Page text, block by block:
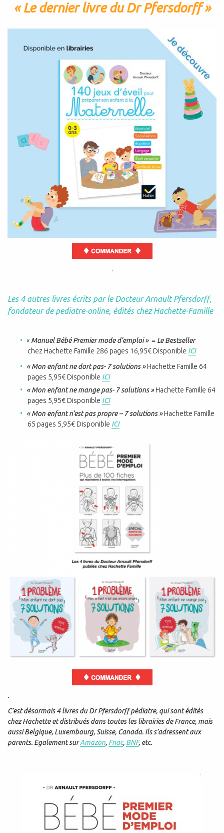
« Le dernier livre du Dr Pfersdorff »
.
Les 4 autres livres écrits par le Docteur Arnault Pfersdorff,
fondateur de pediatre-online, édités chez Hachette-Famille
« Manuel Bébé Premier mode d’emploi »= Le Bestseller
chez Hachette Famille 286 pages 16,95€ Disponible ICI
« Mon enfant ne dort pas- 7 solutions »Hachette Famille 64
pages 5,95€ Disponible ICI
« Mon enfant ne mange pas- 7 solutions »Hachette Famille 64
pages 5,95€ Disponible ICI
« Mon enfant n’est pas propre – 7 solutions »Hachette Famille
65 pages 5,95€ Disponible ICI
.
C’est désormais 4 livres du Dr Pfersdorff pédiatre, qui sont édités
chez Hachette et distribués dans toutes les librairies de France, mais
aussi Belgique, Luxembourg, Suisse, Canada. Ils s’adressent aux
parents. Egalement surAmazon, Fnac, BNF, etc.